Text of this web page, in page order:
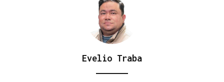
Evelio Traba